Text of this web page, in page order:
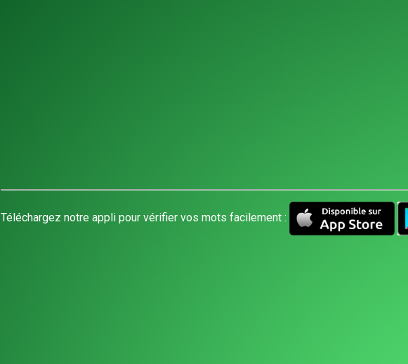
Téléchargez notre appli pour vérifier vos mots facilement :